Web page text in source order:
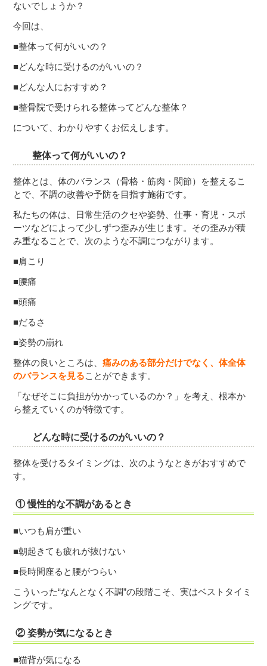
ないでしょうか？
今回は、
■整体って何がいいの？
■どんな時に受けるのがいいの？
■どんな人におすすめ？
■整骨院で受けられる整体ってどんな整体？
について、わかりやすくお伝えします。
整体って何がいいの？
整体とは、体のバランス（骨格・筋肉・関節）を整えるこ
とで、不調の改善や予防を目指す施術です。
私たちの体は、日常生活のクセや姿勢、仕事・育児・スポ
ーツなどによって少しずつ歪みが生じます。その歪みが積
み重なることで、次のような不調につながります。
■肩こり
■腰痛
■頭痛
■だるさ
■姿勢の崩れ
整体の良いところは、痛みのある部分だけでなく、体全体
のバランスを見ることができます。
「なぜそこに負担がかかっているのか？」を考え、根本か
ら整えていくのが特徴です。
どんな時に受けるのがいいの？
整体を受けるタイミングは、次のようなときがおすすめで
す。
① 慢性的な不調があるとき
■いつも肩が重い
■朝起きても疲れが抜けない
■長時間座ると腰がつらい
こういった“なんとなく不調”の段階こそ、実はベストタイミ
ングです。
② 姿勢が気になるとき
■猫背が気になる